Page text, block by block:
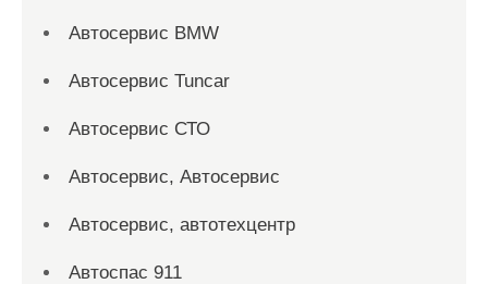
Автосервис BMW
Автосервис Tuncar
Автосервис СТО
Автосервис, Автосервис
Автосервис, автотехцентр
Автоспас 911